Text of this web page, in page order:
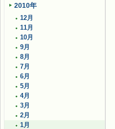
2010年
12月
11月
10月
9月
8月
7月
6月
5月
4月
3月
2月
1月